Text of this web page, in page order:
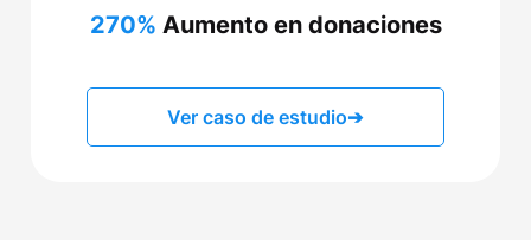
270% Aumento en donaciones
Ver caso de estudio➔